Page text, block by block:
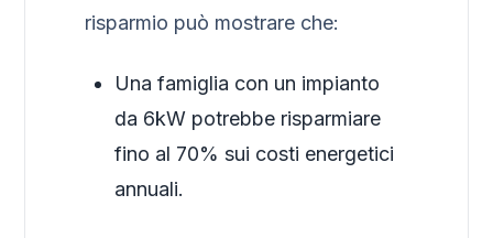
risparmio può mostrare che:
Una famiglia con un impianto
da 6kW potrebbe risparmiare
fino al 70% sui costi energetici
annuali.